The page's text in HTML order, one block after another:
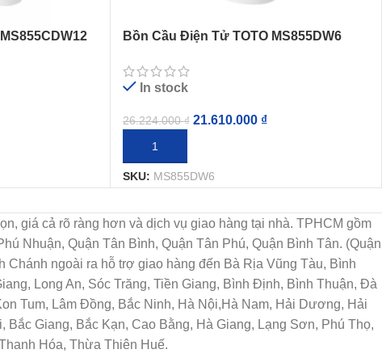
Bồn Cầu Điện Tử TOTO MS855DW6
In stock
26.224.000₫ 21.610.000 ₫
THÊM VÀO GIỎ HÀNG
SKU: MS855DW6
giá cả rõ ràng hơn và dịch vụ giao hàng tại nhà. TPHCM gồm
Nhuận, Quận Tân Bình, Quận Tân Phú, Quận Bình Tân. (Quận
ngoài ra hỗ trợ giao hàng đến Bà Rịa Vũng Tàu, Bình
Long An, Sóc Trăng, Tiền Giang, Bình Định, Bình Thuận, Đà
Tum, Lâm Đồng, Bắc Ninh, Hà Nội,Hà Nam, Hải Dương, Hải
Giang, Bắc Kạn, Cao Bằng, Hà Giang, Lạng Sơn, Phú Thọ,
Hóa, Thừa Thiên Huế.